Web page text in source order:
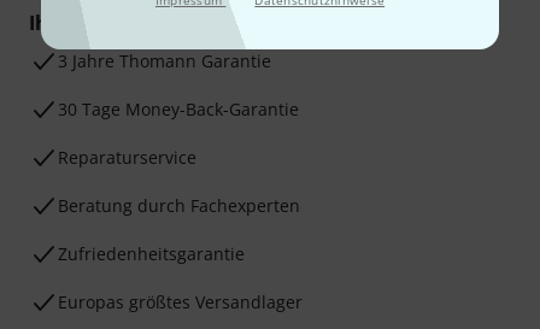
Ihre Vorteile
3 Jahre Thomann Garantie
30 Tage Money-Back-Garantie
Reparaturservice
Beratung durch Fachexperten
Zufriedenheitsgarantie
Europas größtes Versandlager